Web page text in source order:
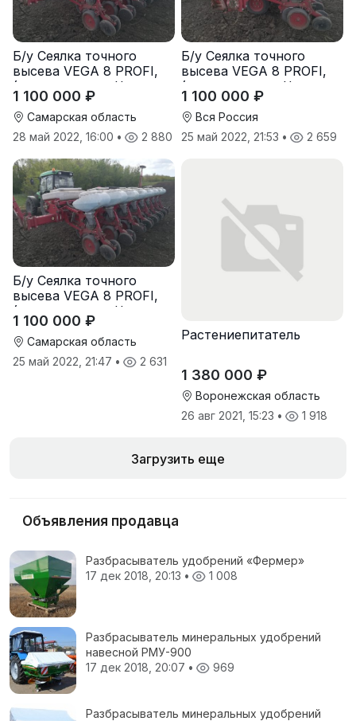
Б/у Сеялка точного
высева VEGA 8 PROFI,
(производство Червона
Зирка), 2016 г., в
отличном состоянии
1 100 000 ₽
Самарская область
28 май 2022, 16:00 • 2 880
Б/у Сеялка точного
высева VEGA 8 PROFI,
(производство Червона
Зирка), 2016 г., в
отличном состоянии
1 100 000 ₽
Вся Россия
25 май 2022, 21:53 • 2 659
Б/у Сеялка точного
высева VEGA 8 PROFI,
(производство Червона
Зирка), 2016 г, в
отличном состоянии
1 100 000 ₽
Самарская область
25 май 2022, 21:47 • 2 631
Растениепитатель
1 380 000 ₽
Воронежская область
26 авг 2021, 15:23 • 1 918
Загрузить еще
Объявления продавца
Разбрасыватель удобрений «Фермер»
17 дек 2018, 20:13 • 1 008
Разбрасыватель минеральных удобрений
навесной РМУ-900
17 дек 2018, 20:07 • 969
Разбрасыватель минеральных удобрений